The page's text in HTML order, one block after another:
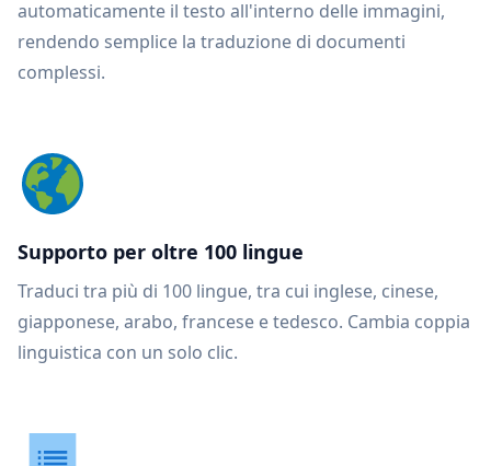
automaticamente il testo all'interno delle immagini,
rendendo semplice la traduzione di documenti
complessi.
Supporto per oltre 100 lingue
Traduci tra più di 100 lingue, tra cui inglese, cinese,
giapponese, arabo, francese e tedesco. Cambia coppia
linguistica con un solo clic.